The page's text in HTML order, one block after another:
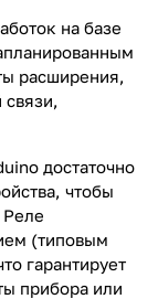
на базе
расширения,
достаточно
чтобы
(типовым
гарантирует
прибора или